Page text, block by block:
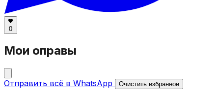
0
Мои оправы
Отправить всё в WhatsApp Очистить избранное